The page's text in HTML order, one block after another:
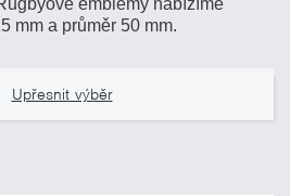
mm a průměr 50 mm.
Upřesnit výběr